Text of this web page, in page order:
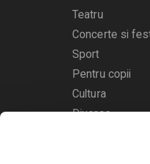
Teatru
Concerte si
Sport
Pentru copii
Cultura
Diverse
Calendarul